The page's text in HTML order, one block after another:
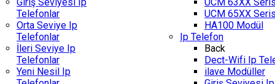
Telefonlar
Orta Seviye Ip
Telefonlar
İleri Seviye Ip
Telefonlar
Yeni Nesil Ip
UCM 65XX
HA100 Modül
Ip Telefon
Back
Dect-Wifi Ip
ilave Modüller